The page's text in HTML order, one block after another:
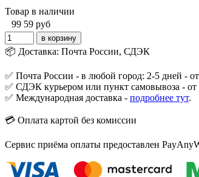
Товар в наличии
99 59 руб
📦 Доставка: Почта России, СДЭК
✅ Почта России - в любой город: 2-5 дней -
✅ СДЭК курьером или пункт самовывоза - от
✅ Международная доставка - подробнее тут.
💳 Оплата картой без комиссии
Сервис приёма оплаты предоставлен